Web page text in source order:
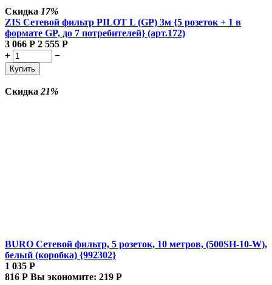
Скидка 17%
ZIS Сетевой фильтр PILOT L (GP) 3м {5 розеток + 1 в
формате GP, до 7 потребителей} (арт.172)
3 066 Р 2 555 Р
+
−
Купить
Скидка 21%
BURO Сетевой фильтр, 5 розеток, 10 метров, (500SH-10-W),
белый (коробка) {992302}
1 035 Р
816 Р Вы экономите: 219 Р